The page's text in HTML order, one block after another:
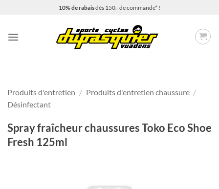
10% de rabaisdès 150.- de commande* !
Produits d'entretien / Produits d'entretien chaussure /
Désinfectant
Spray fraîcheur chaussures Toko Eco Shoe
Fresh 125ml